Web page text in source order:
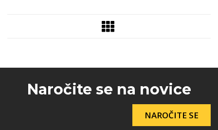
Naročite se na novice
NAROČITE SE